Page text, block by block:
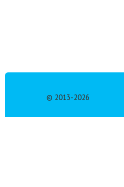
© 2013-2026